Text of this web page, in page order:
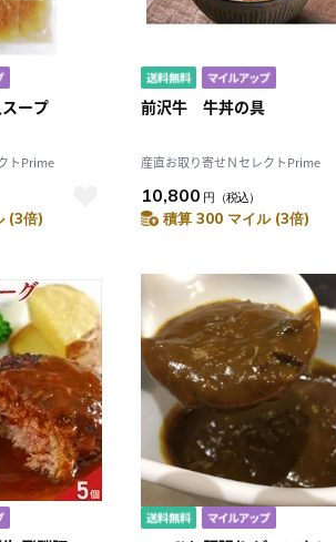
ープ
トPrime
(3倍)
前沢牛 牛丼の具
産直お取り寄せＮセレクトPrime
10,800 円 （税込）
積算 300 マイル (3倍)